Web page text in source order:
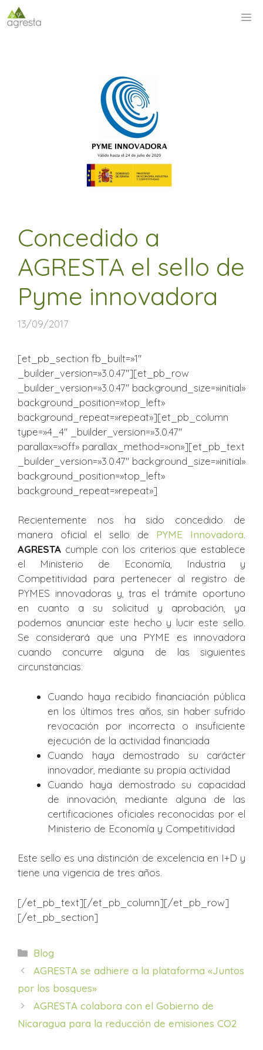
Saltar
al
Concedido a
AGRESTA el sello de
Pyme innovadora
13/09/2017
[et_pb_section fb_built=»1″
_builder_version=»3.0.47″][et_pb_row
_builder_version=»3.0.47″ background_size=»initial»
background_position=»top_left»
background_repeat=»repeat»][et_pb_column
type=»4_4″ _builder_version=»3.0.47″
parallax=»off» parallax_method=»on»][et_pb_text
_builder_version=»3.0.47″ background_size=»initial»
background_position=»top_left»
background_repeat=»repeat»]
Recientemente nos ha sido concedido de
manera oficial el sello de PYME Innovadora
AGRESTA cumple con los criterios que establece
el Ministerio de Economía, Industria y
Competitividad para pertenecer al registro de
PYMES innovadoras y, tras el trámite oportuno
en cuanto a su solicitud y aprobación, ya
podemos anunciar este hecho y lucir este sello.
Se considerará que una PYME es innovadora
cuando concurre alguna de las siguientes
circunstancias:
Cuando haya recibido financiación pública
en los últimos tres años, sin haber sufrido
revocación por incorrecta o insuficiente
ejecución de la actividad financiada
Cuando haya demostrado su carácter
innovador, mediante su propia actividad
Cuando haya demostrado su capacidad
de innovación, mediante alguna de las
certificaciones oficiales reconocidas por el
Ministerio de Economía y Competitividad
Este sello es una distinción de excelencia en I+D y
tiene una vigencia de tres años.
[/et_pb_text][/et_pb_column][/et_pb_row]
[/et_pb_section]
Categorías
Blog
AGRESTA se adhiere a la plataforma «Juntos
por los bosques»
AGRESTA colabora con el Gobierno de
Nicaragua para la reducción de emisiones CO2